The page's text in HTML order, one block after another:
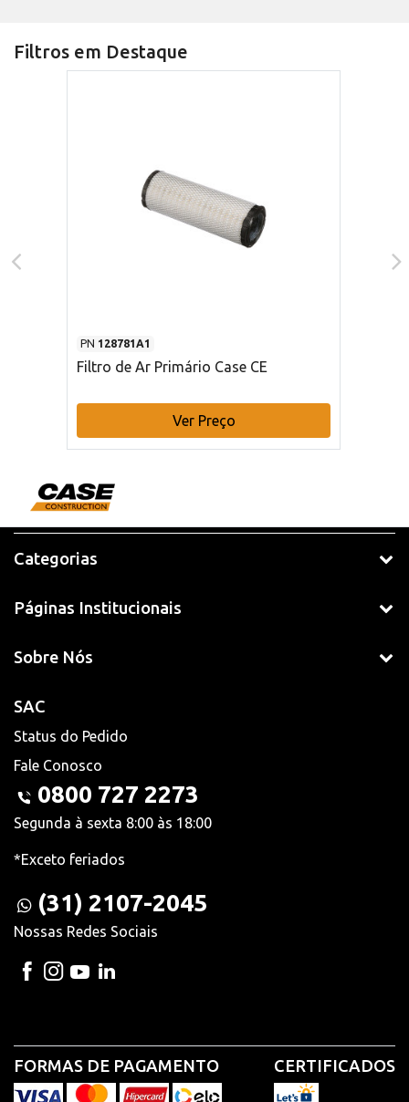
Filtros em Destaque
PN 128781A1
Filtro de Ar Primário Case CE
Ver Preço
Categorias
Páginas Institucionais
Sobre Nós
SAC
Status do Pedido
Fale Conosco
0800 727 2273
Segunda à sexta 8:00 às 18:00
*Exceto feriados
(31) 2107-2045
Nossas Redes Sociais
FORMAS DE PAGAMENTO CERTIFICADOS